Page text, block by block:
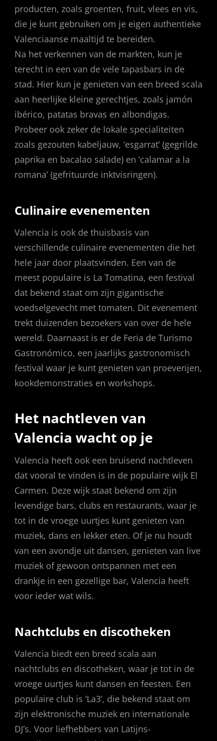
producten, zoals groenten, fruit, vlees en vis,
die je kunt gebruiken om je eigen authentieke
Valenciaanse maaltijd te bereiden.
Na het verkennen van de markten, kun je
terecht in een van de vele tapasbars in de
stad. Hier kun je genieten van een breed scala
aan heerlijke kleine gerechtjes, zoals jamón
ibérico, patatas bravas en albondigas.
Probeer ook zeker de lokale specialiteiten
zoals gezouten kabeljauw, ‘esgarrat’ (gegrilde
paprika en bacalao salade) en ‘calamar a la
romana’ (gefrituurde inktvisringen).
Culinaire evenementen
Valencia is ook de thuisbasis van
verschillende culinaire evenementen die het
hele jaar door plaatsvinden. Een van de
meest populaire is La Tomatina, een festival
dat bekend staat om zijn gigantische
voedselgevecht met tomaten. Dit evenement
trekt duizenden bezoekers van over de hele
wereld. Daarnaast is er de Feria de Turismo
Gastronómico, een jaarlijks gastronomisch
festival waar je kunt genieten van proeverijen,
kookdemonstraties en workshops.
Het nachtleven van
Valencia wacht op je
Valencia heeft ook een bruisend nachtleven
dat vooral te vinden is in de populaire wijk El
Carmen. Deze wijk staat bekend om zijn
levendige bars, clubs en restaurants, waar je
tot in de vroege uurtjes kunt genieten van
muziek, dans en lekker eten. Of je nu houdt
van een avondje uit dansen, genieten van live
muziek of gewoon ontspannen met een
drankje in een gezellige bar, Valencia heeft
voor ieder wat wils.
Nachtclubs en discotheken
Valencia biedt een breed scala aan
nachtclubs en discotheken, waar je tot in de
vroege uurtjes kunt dansen en feesten. Een
populaire club is ‘La3’, die bekend staat om
zijn elektronische muziek en internationale
DJ’s. Voor liefhebbers van Latijns-